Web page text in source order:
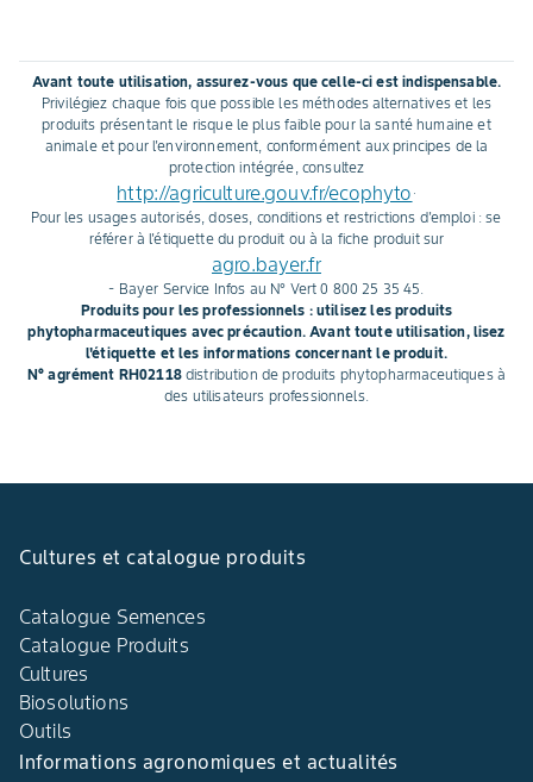
Avant toute utilisation, assurez-vous que celle-ci est indispensable.
Privilégiez chaque fois que possible les méthodes alternatives et les
produits présentant le risque le plus faible pour la santé humaine et
animale et pour l'environnement, conformément aux principes de la
protection intégrée, consultez
http://agriculture.gouv.fr/ecophyto .
Pour les usages autorisés, doses, conditions et restrictions d'emploi : se
référer à l'étiquette du produit ou à la fiche produit sur
agro.bayer.fr
- Bayer Service Infos au N° Vert 0 800 25 35 45.
Produits pour les professionnels : utilisez les produits
phytopharmaceutiques avec précaution. Avant toute utilisation, lisez
l'étiquette et les informations concernant le produit.
N° agrément RH02118distribution de produits phytopharmaceutiques à
des utilisateurs professionnels.
Cultures et catalogue produits
Catalogue Semences
Catalogue Produits
Cultures
Biosolutions
Outils
Informations agronomiques et actualités